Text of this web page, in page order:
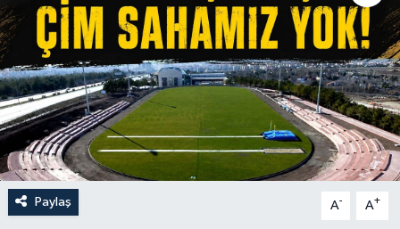
Paylaş A- A+
AKTÜEL
EĞİTİM
İLÇELER
OTOPARK
TEKNOLOJİ
Son Dakika Haberleri
Haber Arşivi